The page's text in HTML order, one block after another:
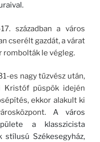
században a város
cserélt gazdát, a várat
rombolták le végleg.
es nagy tűzvész után,
Kristóf püspök idején
ekkor alakult ki
A város
a klasszicista
Székesegyház,